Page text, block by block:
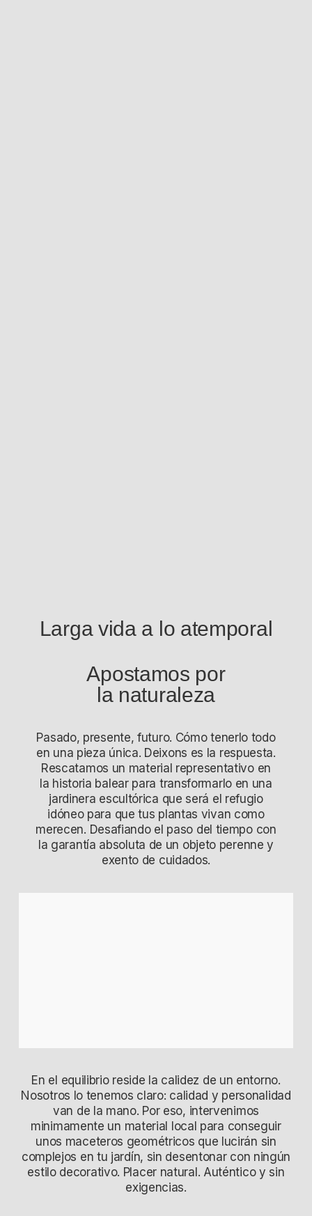
Larga vida a lo atemporal
Apostamos por
la naturaleza
Pasado, presente, futuro. Cómo tenerlo todo
en una pieza única. Deixons es la respuesta.
Rescatamos un material representativo en
la historia balear para transformarlo en una
jardinera escultórica que será el refugio
idóneo para que tus plantas vivan como
merecen. Desafiando el paso del tiempo con
la garantía absoluta de un objeto perenne y
exento de cuidados.
En el equilibrio reside la calidez de un entorno.
Nosotros lo tenemos claro: calidad y personalidad
van de la mano. Por eso, intervenimos
minimamente un material local para conseguir
unos maceteros geométricos que lucirán sin
complejos en tu jardín, sin desentonar con ningún
estilo decorativo. Placer natural. Auténtico y sin
exigencias.